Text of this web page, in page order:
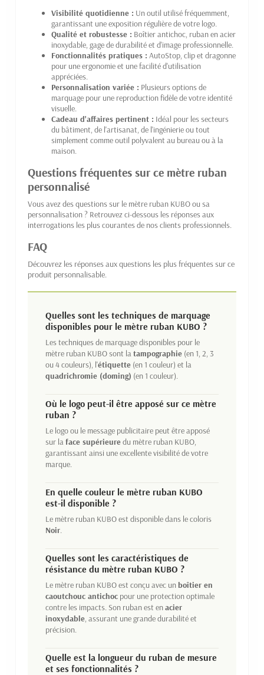
Visibilité quotidienne : Un outil utilisé fréquemment,
garantissant une exposition régulière de votre logo.
Qualité et robustesse : Boîtier antichoc, ruban en acier
inoxydable, gage de durabilité et d'image professionnelle.
Fonctionnalités pratiques : AutoStop, clip et dragonne
pour une ergonomie et une facilité d'utilisation
appréciées.
Personnalisation variée : Plusieurs options de
marquage pour une reproduction fidèle de votre identité
visuelle.
Cadeau d'affaires pertinent : Idéal pour les secteurs
du bâtiment, de l'artisanat, de l'ingénierie ou tout
simplement comme outil polyvalent au bureau ou à la
maison.
Questions fréquentes sur ce mètre ruban
personnalisé
Vous avez des questions sur le mètre ruban KUBO ou sa
personnalisation ? Retrouvez ci-dessous les réponses aux
interrogations les plus courantes de nos clients professionnels.
FAQ
Découvrez les réponses aux questions les plus fréquentes sur ce
produit personnalisable.
Quelles sont les techniques de marquage
disponibles pour le mètre ruban KUBO ?
Les techniques de marquage disponibles pour le
mètre ruban KUBO sont la tampographie (en 1, 2, 3
ou 4 couleurs), l'étiquette (en 1 couleur) et la
quadrichromie (doming) (en 1 couleur).
Où le logo peut-il être apposé sur ce mètre
ruban ?
Le logo ou le message publicitaire peut être apposé
sur la face supérieuredu mètre ruban KUBO,
garantissant ainsi une excellente visibilité de votre
marque.
En quelle couleur le mètre ruban KUBO
est-il disponible ?
Le mètre ruban KUBO est disponible dans le coloris
Noir
Quelles sont les caractéristiques de
résistance du mètre ruban KUBO ?
Le mètre ruban KUBO est conçu avec unboîtier en
caoutchouc antichoc pour une protection optimale
contre les impacts. Son ruban est enacier
inoxydable , assurant une grande durabilité et
précision.
Quelle est la longueur du ruban de mesure
et ses fonctionnalités ?